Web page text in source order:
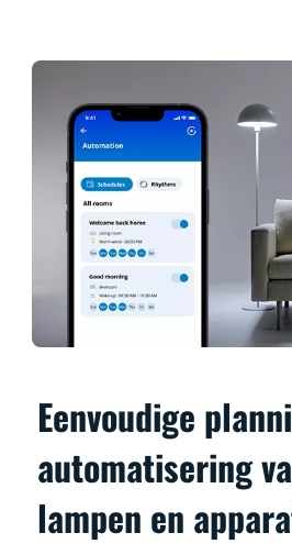
Eenvoudige
automatisering
lampen en